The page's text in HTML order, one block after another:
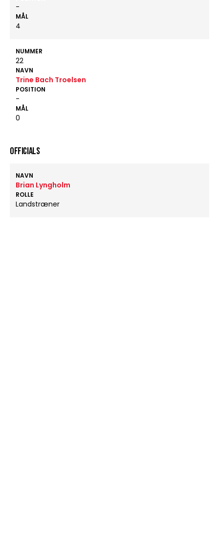
-
MÅL
4
NUMMER
22
NAVN
Trine Bach Troelsen
POSITION
-
MÅL
0
OFFICIALS
NAVN
Brian Lyngholm
ROLLE
Landstræner